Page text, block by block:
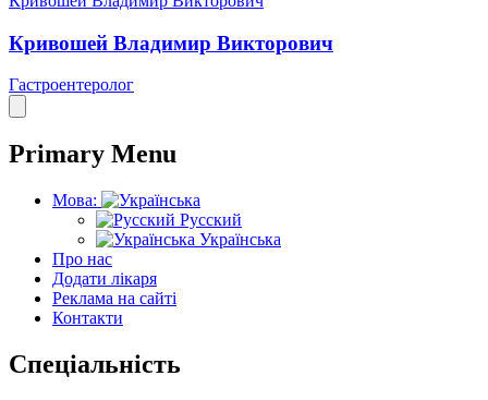
Кривошей Владимир Викторович
Гастроентеролог
Primary Menu
Мова:
Русский
Українська
Про нас
Додати лікаря
Реклама на сайті
Контакти
Спеціальність